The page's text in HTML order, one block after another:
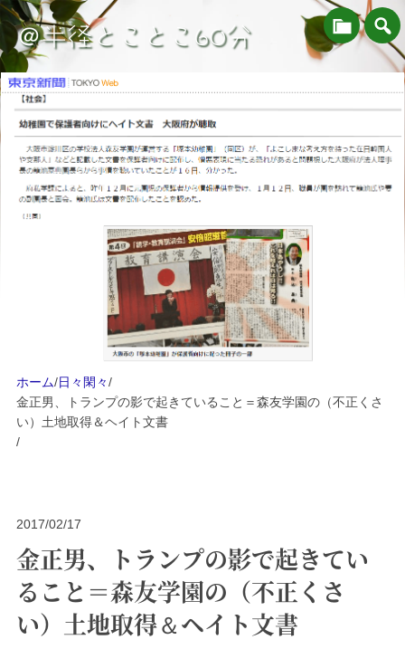
＠半径とことこ60分
ホーム/日々閑々/
金正男、トランプの影で起きていること＝森友学園の（不正くさ
い）土地取得＆ヘイト文書
/
2017/02/17
金正男、トランプの影で起きてい
ること＝森友学園の（不正くさ
い）土地取得＆ヘイト文書